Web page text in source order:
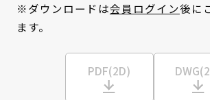
※ダウンロードは会員ログイン後に
ます。
PDF(2D)